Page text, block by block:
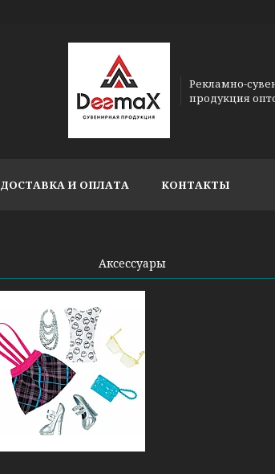
Рекламно-
продукция
ДОСТАВКА И ОПЛАТА КОНТАКТЫ
Аксессуары